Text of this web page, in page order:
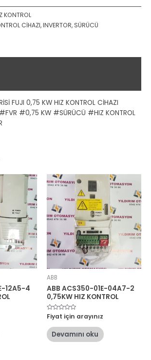
KONTROL
CİHAZI,INVERTOR, SÜRÜCÜ
FUJI 0,75 KW HIZ KONTROL CİHAZI
#FVR #0,75 KW #SÜRÜCÜ #HIZ KONTROL
12A5-4
ABB
ABB ACS350-01E-04A7-2
0,75KW HIZ KONTROL
5
üzerinden
oy
aldı
Fiyat için arayınız
Devamını oku